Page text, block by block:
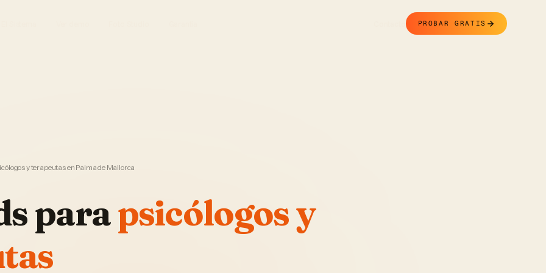
PROBAR GRATIS
y terapeutas en Palma de Mallorca
parapsicólogos y